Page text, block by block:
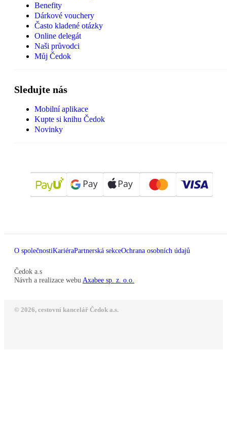
Benefity
Dárkové vouchery
Často kladené otázky
Online delegát
Naši průvodci
Můj Čedok
Sledujte nás
Mobilní aplikace
Kupte si knihu Čedok
Novinky
O společnostiKariéraPartnerská sekceOchrana osobních údajů
Čedok a.s
Návrh a realizace webu Axabee sp. z. o.o.
© 2026, cestovní kancelář Čedok a.s.